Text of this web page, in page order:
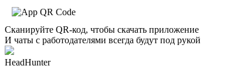
Сканируйте QR-код, чтобы скачать приложение
И чаты с работодателями всегда будут под рукой
HeadHunter